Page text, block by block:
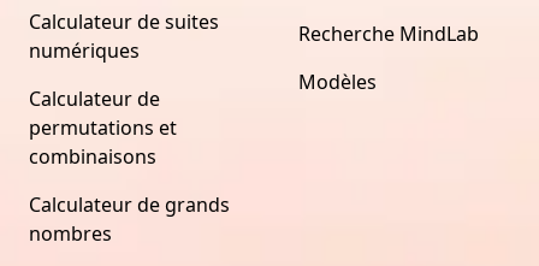
Calculateur de suites
numériques
Calculateur de
permutations et
combinaisons
Calculateur de grands
nombres
Recherche MindLab
Modèles